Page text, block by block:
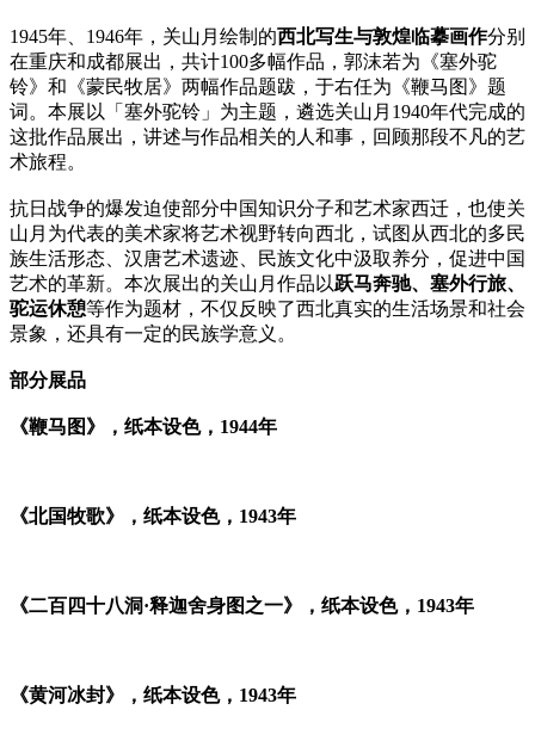
1945年、1946年，关山月绘制的西北写生与敦煌临摹画作分别
在重庆和成都展出，共计100多幅作品，郭沫若为《塞外驼
铃》和《蒙民牧居》两幅作品题跋，于右任为《鞭马图》题
词。本展以「塞外驼铃」为主题，遴选关山月1940年代完成的
这批作品展出，讲述与作品相关的人和事，回顾那段不凡的艺
术旅程。
抗日战争的爆发迫使部分中国知识分子和艺术家西迁，也使关
山月为代表的美术家将艺术视野转向西北，试图从西北的多民
族生活形态、汉唐艺术遗迹、民族文化中汲取养分，促进中国
艺术的革新。本次展出的关山月作品以跃马奔驰、塞外行旅、
驼运休憩等作为题材，不仅反映了西北真实的生活场景和社会
景象，还具有一定的民族学意义。
部分展品
《鞭马图》，纸本设色，1944年
《北国牧歌》，纸本设色，1943年
《二百四十八洞·释迦舍身图之一》，纸本设色，1943年
《黄河冰封》，纸本设色，1943年